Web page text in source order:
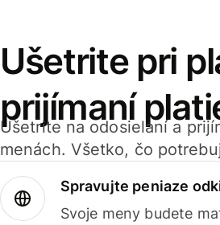
Ušetrite pri
prijímaní
Ušetrite na odosielaní a
menách. Všetko, čo
Spravujte peniaze
Svoje meny budete